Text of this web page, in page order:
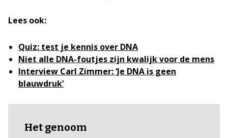
Lees ook:
Quiz: test je kennis over DNA
Niet alle DNA-foutjes zijn kwalijk voor de mens
Interview Carl Zimmer: ‘Je DNA is geen
blauwdruk’
Het genoom